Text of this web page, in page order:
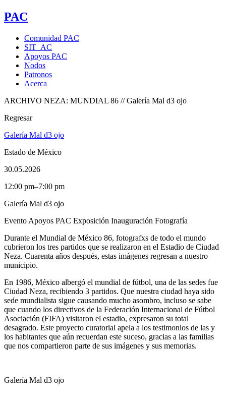
PAC
Comunidad PAC
SIT_AC
Apoyos PAC
Nodos
Patronos
Acerca
ARCHIVO NEZA: MUNDIAL 86 // Galería Mal d3 ojo
Regresar
Galería Mal d3 ojo
Estado de México
30.05.2026
12:00 pm–7:00 pm
Galería Mal d3 ojo
Evento Apoyos PAC Exposición Inauguración Fotografía
Durante el Mundial de México 86, fotografxs de todo el mundo
cubrieron los tres partidos que se realizaron en el Estadio de Ciudad
Neza. Cuarenta años después, estas imágenes regresan a nuestro
municipio.
En 1986, México albergó el mundial de fútbol, una de las sedes fue
Ciudad Neza, recibiendo 3 partidos. Que nuestra ciudad haya sido
sede mundialista sigue causando mucho asombro, incluso se sabe
que cuando los directivos de la Federación Internacional de Fútbol
Asociación (FIFA) visitaron el estadio, expresaron su total
desagrado. Este proyecto curatorial apela a los testimonios de las y
los habitantes que aún recuerdan este suceso, gracias a las familias
que nos compartieron parte de sus imágenes y sus memorias.
Galería Mal d3 ojo